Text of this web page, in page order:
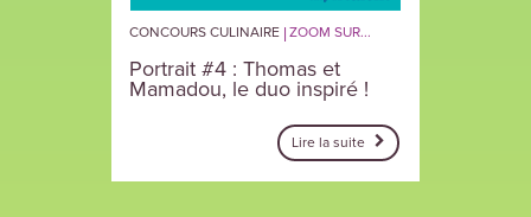
CONCOURS CULINAIRE ZOOM SUR...
Portrait #4 : Thomas et
Mamadou, le duo inspiré !
Lire la suite